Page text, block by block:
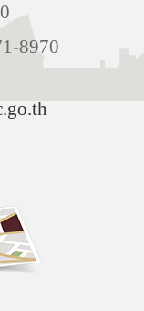
8970